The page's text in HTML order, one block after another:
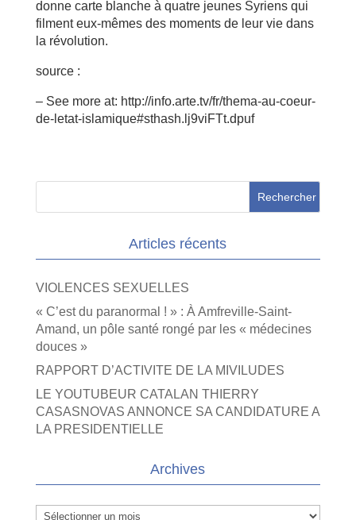
donne carte blanche à quatre jeunes Syriens qui
filment eux-mêmes des moments de leur vie dans
la révolution.
source :
– See more at: http://info.arte.tv/fr/thema-au-coeur-
de-letat-islamique#sthash.lj9viFTt.dpuf
Articles récents
VIOLENCES SEXUELLES
« C’est du paranormal ! » : À Amfreville-Saint-
Amand, un pôle santé rongé par les « médecines
douces »
RAPPORT D’ACTIVITE DE LA MIVILUDES
LE YOUTUBEUR CATALAN THIERRY
CASASNOVAS ANNONCE SA CANDIDATURE A
LA PRESIDENTIELLE
Archives
Archives